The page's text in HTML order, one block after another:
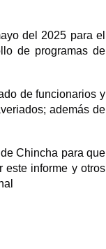
del 2025 para el
de programas de
de funcionarios y
además de
Chincha para que
este informe y otros